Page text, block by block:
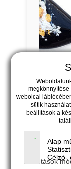
megkönnyítése
weboldal
sütik
beállítások a
Alap
Célzó-
Beállítások